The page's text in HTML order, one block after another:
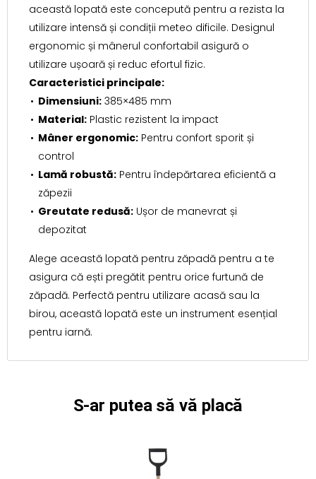
această lopată este concepută pentru a rezista la
utilizare intensă și condiții meteo dificile. Designul
ergonomic și mânerul confortabil asigură o
utilizare ușoară și reduc efortul fizic.
Caracteristici principale:
Dimensiuni: 385×485 mm
Material: Plastic rezistent la impact
Mâner ergonomic: Pentru confort sporit și
control
Lamă robustă: Pentru îndepărtarea eficientă a
zăpezii
Greutate redusă: Ușor de manevrat și
depozitat
Alege această lopată pentru zăpadă pentru a te
asigura că ești pregătit pentru orice furtună de
zăpadă. Perfectă pentru utilizare acasă sau la
birou, această lopată este un instrument esențial
pentru iarnă.
S-ar putea să vă placă